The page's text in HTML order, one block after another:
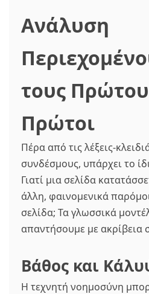
Ανάλυση
τους
Πρώτοι
Πέρα από τις λέξεις-
συνδέσμους, υπάρχει το
Γιατί μια σελίδα
άλλη, φαινομενικά
σελίδα; Τα γλωσσικά
απαντήσουμε με ακρίβεια
Βάθος και
Η τεχνητή νοημοσύνη